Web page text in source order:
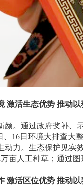
活生态优势 推动以
通过政府奖补、示
、16日环境大排查大
动力。生态保护见实
亩人工种草；通过
活区位优势 推动以